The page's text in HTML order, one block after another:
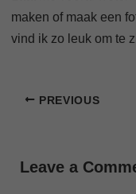
maken of maak een
vind ik zo leuk om te
PREVIOUS
Leave a